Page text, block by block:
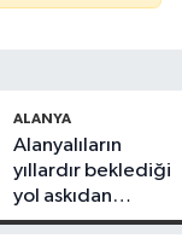
ALANYA
Alanyalıların
yıllardır beklediği
yol askıdan
döndü